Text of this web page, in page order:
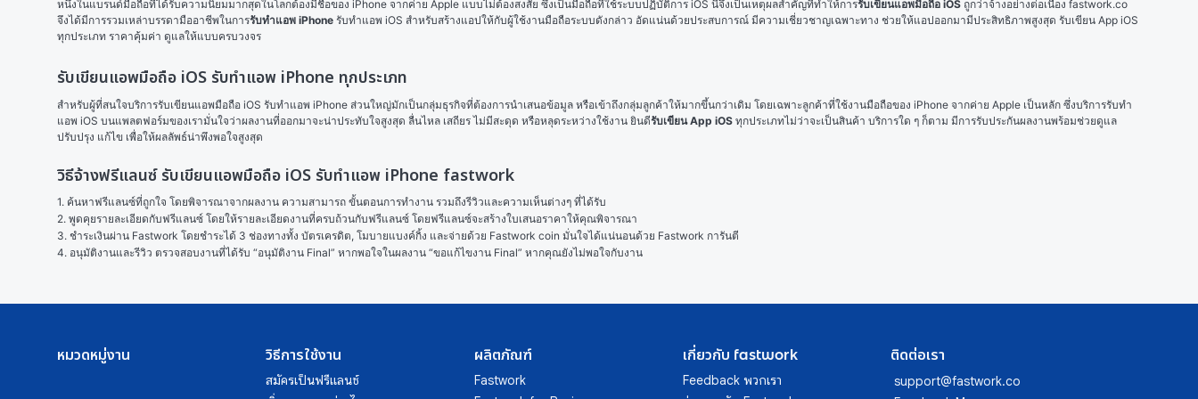
หนึ่งในแบรนด์มือถือที่ได้รับความนิยมมากสุดในโลกต้องมีชื่อของ iPhone จากค่าย Apple แบบไม่ต้องสงสัย ซึ่งเป็นมือถือที่ใช้ระบบปฏิบัติการ iOS นี่จึงเป็นเหตุผลสำคัญที่ทำให้การรับเขียนแอพมือถือ iOS ถูกว่าจ้างอย่างต่อเนื่อง fastwork.co
จึงได้มีการรวมเหล่าบรรดามืออาชีพในการรับทำแอพ iPhone รับทำแอพ iOS สำหรับสร้างแอปให้กับผู้ใช้งานมือถือระบบดังกล่าว อัดแน่นด้วยประสบการณ์ มีความเชี่ยวชาญเฉพาะทาง ช่วยให้แอปออกมามีประสิทธิภาพสูงสุด รับเขียน App iOS
ทุกประเภท ราคาคุ้มค่า ดูแลให้แบบครบวงจร
รับเขียนแอพมือถือ iOS รับทำแอพ iPhone ทุกประเภท
สำหรับผู้ที่สนใจบริการรับเขียนแอพมือถือ iOS รับทำแอพ iPhone ส่วนใหญ่มักเป็นกลุ่มธุรกิจที่ต้องการนำเสนอข้อมูล หรือเข้าถึงกลุ่มลูกค้าให้มากขึ้นกว่าเดิม โดยเฉพาะลูกค้าที่ใช้งานมือถือของ iPhone จากค่าย Apple เป็นหลัก ซึ่งบริการรับทำ
แอพ iOS บนแพลตฟอร์มของเรามั่นใจว่าผลงานที่ออกมาจะน่าประทับใจสูงสุด ลื่นไหล เสถียร ไม่มีสะดุด หรือหลุดระหว่างใช้งาน ยินดีรับเขียน App iOS ทุกประเภทไม่ว่าจะเป็นสินค้า บริการใด ๆ ก็ตาม มีการรับประกันผลงานพร้อมช่วยดูแล
ปรับปรุง แก้ไข เพื่อให้ผลลัพธ์น่าพึงพอใจสูงสุด
วิธีจ้างฟรีแลนซ์ รับเขียนแอพมือถือ iOS รับทำแอพ iPhone fastwork
1. ค้นหาฟรีแลนซ์ที่ถูกใจ โดยพิจารณาจากผลงาน ความสามารถ ขั้นตอนการทำงาน รวมถึงรีวิวและความเห็นต่างๆ ที่ได้รับ
2. พูดคุยรายละเอียดกับฟรีแลนซ์ โดยให้รายละเอียดงานที่ครบถ้วนกับฟรีแลนซ์ โดยฟรีแลนซ์จะสร้างใบเสนอราคาให้คุณพิจารณา
3. ชำระเงินผ่าน Fastwork โดยชำระได้ 3 ช่องทางทั้ง บัตรเครดิต, โมบายแบงค์กิ้ง และจ่ายด้วย Fastwork coin มั่นใจได้แน่นอนด้วย Fastwork การันตี
4. อนุมัติงานและรีวิว ตรวจสอบงานที่ได้รับ “อนุมัติงาน Final” หากพอใจในผลงาน “ขอแก้ไขงาน Final” หากคุณยังไม่พอใจกับงาน
หมวดหมู่งาน วิธีการใช้งาน
สมัครเป็นฟรีแลนซ์
ผลิตภัณฑ์
Fastwork
เกี่ยวกับ fastwork
Feedback พวกเรา
ติดต่อเรา
support@fastwork.co